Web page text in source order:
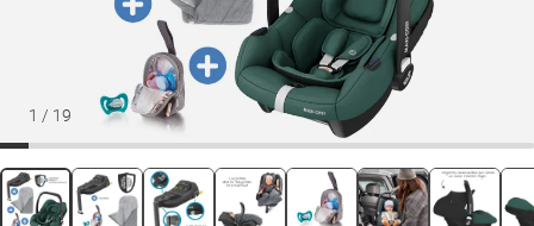
1 / 19